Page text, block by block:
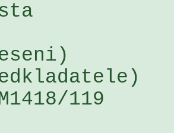
RM1418/